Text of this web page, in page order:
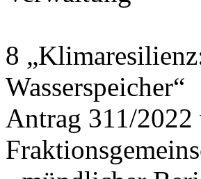
8
Wasserspeicher“
Antrag 311/